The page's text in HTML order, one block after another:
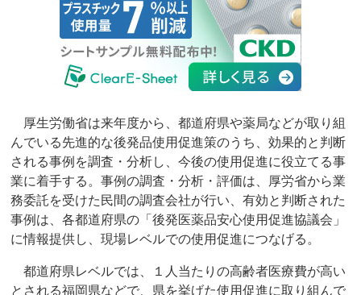
厚生労働省は来年度から、都道府県や薬局などが取り組
んでいる先進的な後発品使用促進策のうち、効果的と判断
される事例を調査・分析し、今後の使用促進に役立てる事
業に着手する。事例の調査・分析・評価は、厚労省から業
務委託を受けた民間の調査会社が行い、有効と判断された
事例は、各都道府県の「後発医薬品安心使用促進協議会」
に情報提供し、現場レベルでの使用促進につなげる。
都道府県レベルでは、１人当たりの高齢者医療費が高い
とされる福岡県などで、県を挙げた使用促進に取り組んで